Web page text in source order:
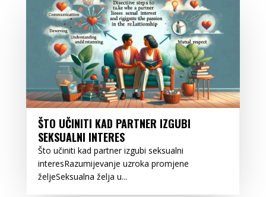
ŠTO UČINITI KAD PARTNER IZGUBI
SEKSUALNI INTERES
Što učiniti kad partner izgubi seksualni
interesRazumijevanje uzroka promjene
željeSeksualna želja u...